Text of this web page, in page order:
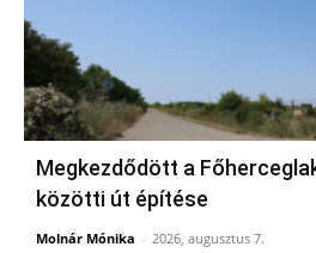
Megkezdődött a
közötti út építése
Molnár Mónika - 2026, augusztus 7.